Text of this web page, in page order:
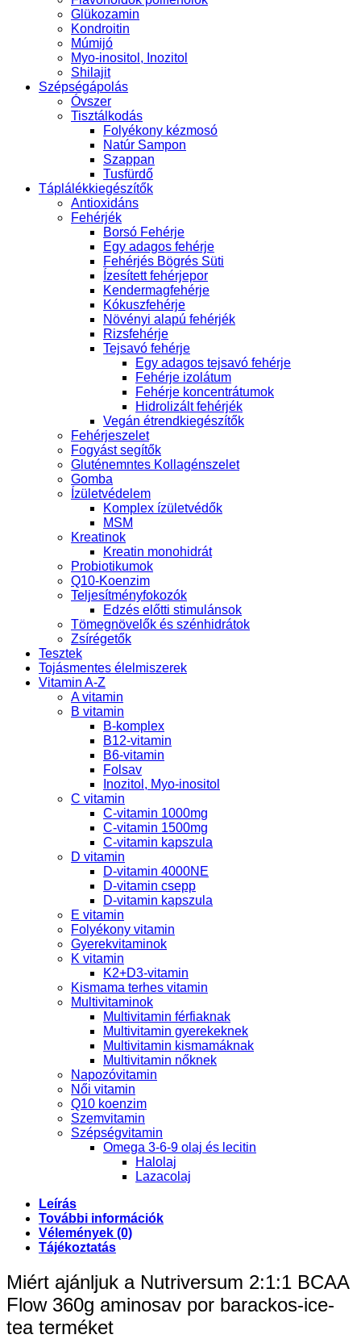
Glükozamin
Kondroitin
Múmijó
Myo-inositol, Inozitol
Shilajit
Szépségápolás
Óvszer
Tisztálkodás
Folyékony kézmosó
Natúr Sampon
Szappan
Tusfürdő
Táplálékkiegészítők
Antioxidáns
Fehérjék
Borsó Fehérje
Egy adagos fehérje
Fehérjés Bögrés Süti
Ízesített fehérjepor
Kendermagfehérje
Kókuszfehérje
Növényi alapú fehérjék
Rizsfehérje
Tejsavó fehérje
Egy adagos tejsavó fehérje
Fehérje izolátum
Fehérje koncentrátumok
Hidrolizált fehérjék
Vegán étrendkiegészítők
Fehérjeszelet
Fogyást segítők
Gluténemntes Kollagénszelet
Gomba
Ízületvédelem
Komplex ízületvédők
MSM
Kreatinok
Kreatin monohidrát
Probiotikumok
Q10-Koenzim
Teljesítményfokozók
Edzés előtti stimulánsok
Tömegnövelők és szénhidrátok
Zsírégetők
Tesztek
Tojásmentes élelmiszerek
Vitamin A-Z
A vitamin
B vitamin
B-komplex
B12-vitamin
B6-vitamin
Folsav
Inozitol, Myo-inositol
C vitamin
C-vitamin 1000mg
C-vitamin 1500mg
C-vitamin kapszula
D vitamin
D-vitamin 4000NE
D-vitamin csepp
D-vitamin kapszula
E vitamin
Folyékony vitamin
Gyerekvitaminok
K vitamin
K2+D3-vitamin
Kismama terhes vitamin
Multivitaminok
Multivitamin férfiaknak
Multivitamin gyerekeknek
Multivitamin kismamáknak
Multivitamin nőknek
Napozóvitamin
Női vitamin
Q10 koenzim
Szemvitamin
Szépségvitamin
Omega 3-6-9 olaj és lecitin
Halolaj
Lazacolaj
Leírás
További információk
Vélemények (0)
Tájékoztatás
Miért ajánljuk a Nutriversum 2:1:1 BCAA
Flow 360g aminosav por barackos-ice-
tea terméket